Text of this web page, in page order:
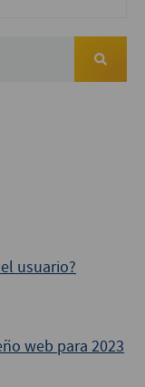
usuario?
web para 2023